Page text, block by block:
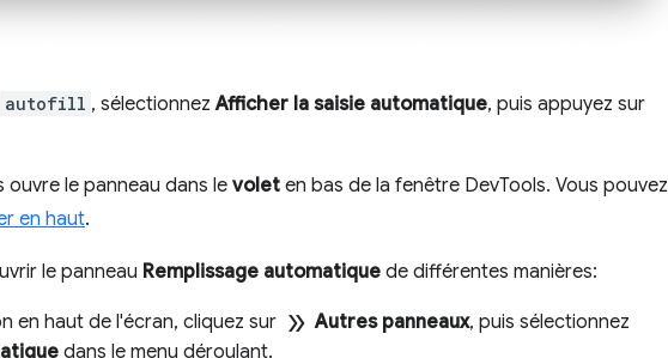
autofill , sélectionnezAfficher la saisie automatique, puis appuyez sur
ouvre le panneau dans le volet en bas de la fenêtre DevTools. Vous pouvez
en haut.
le panneau Remplissage automatique de différentes manières:
en haut de l'écran, cliquez sur double_arrow Autres panneaux, puis sélectionnez
dans le menu déroulant.